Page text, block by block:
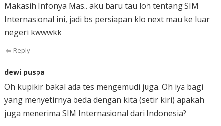
Makasih Infonya Mas.. aku baru tau loh tentang SIM
Internasional ini, jadi bs persiapan klo next mau ke luar
negeri kwwwkk
Reply
dewi puspa
Oh kupikir bakal ada tes mengemudi juga. Oh iya bagi
yang menyetirnya beda dengan kita (setir kiri) apakah
juga menerima SIM Internasional dari Indonesia?